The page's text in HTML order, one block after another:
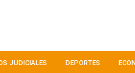
JUDICIALES DEPORTES